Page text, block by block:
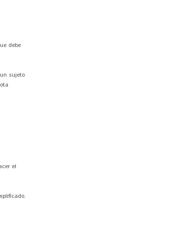
debe
sujeto
el